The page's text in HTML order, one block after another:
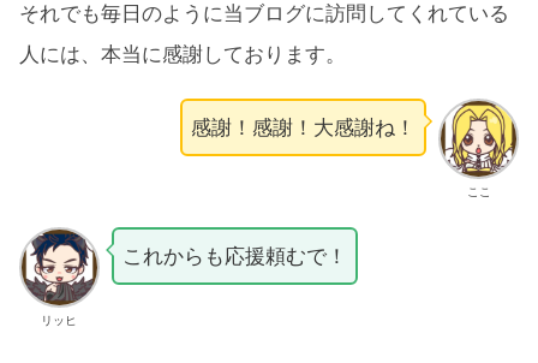
それでも毎日のように当ブログに訪問してくれている
人には、本当に感謝しております。
ここ
感謝！感謝！大感謝ね！
リッヒ
これからも応援頼むで！